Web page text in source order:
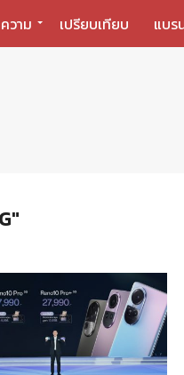
วาม เปรียบเทียบ แบร